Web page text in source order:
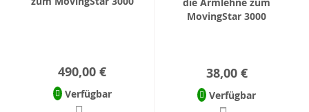
490,00 €
Verfügbar
MovingStar 3000
38,00 €
Verfügbar